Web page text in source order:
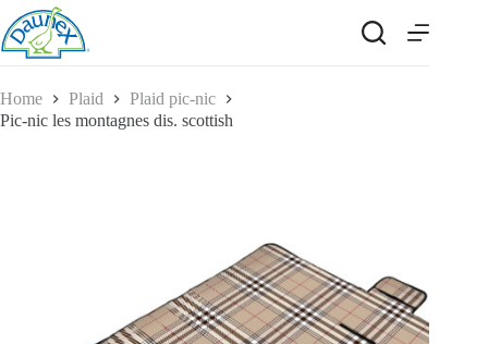
Salta
al
contenuto
Home Plaid
Plaid pic-nic
Pic-nic les montagnes dis. scottish